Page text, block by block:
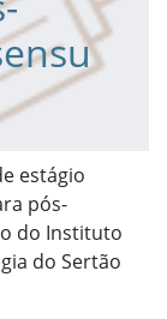
estágio
pós-
do Instituto
do Sertão